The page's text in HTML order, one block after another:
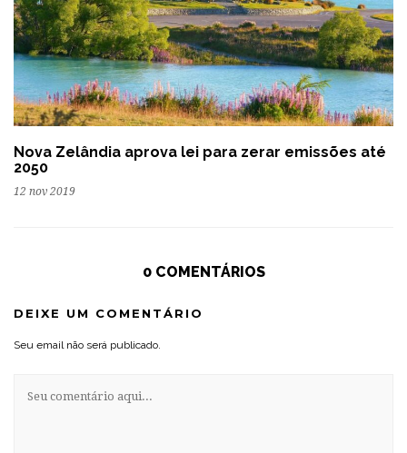
Nova Zelândia aprova lei para zerar emissões até
2050
12 nov 2019
0 COMENTÁRIOS
DEIXE UM COMENTÁRIO
Seu email não será publicado.